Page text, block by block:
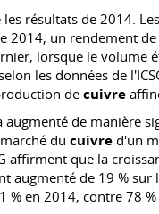
les résultats de 2014.
un rendement
lorsque le
les données de
decuivre
augmenté de manière
du cuivre d'un
affirment que la
augmenté de 19 %
% en 2014, contre 78